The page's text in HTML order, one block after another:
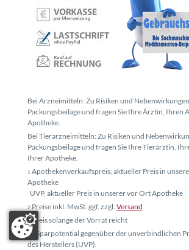
Bei Arzneimitteln: Zu Risiken und Nebenwirkungen
Packungsbeilage und fragen Sie Ihre Ärztin, Ihren
Apotheke.
Bei Tierarzneimitteln: Zu Risiken und
Packungsbeilage und fragen Sie Ihre Tierärztin,
Ihrer Apotheke.
1 Apothekenverkaufspreis, aktueller Preis in
Apotheke
UVP, aktueller Preis in unserer vor Ort Apotheke
2Preise inkl. MwSt. ggf. zzgl. Versand
3Preis solange der Vorrat reicht
4* Sparpotential gegenüber der unverbindlichen
des Herstellers (UVP).